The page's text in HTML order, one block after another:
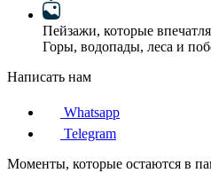
Пейзажи, которые
Горы, водопады, леса и
Написать нам
Whatsapp
Telegram
Моменты, которые остаются в